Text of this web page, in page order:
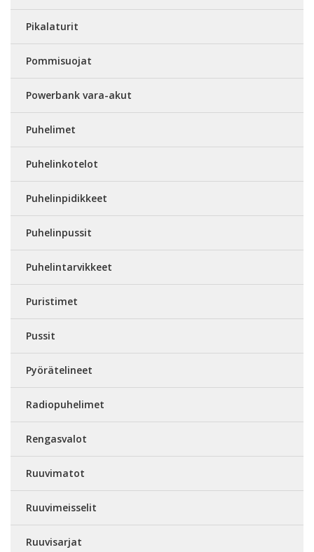
Pikalaturit
Pommisuojat
Powerbank vara-akut
Puhelimet
Puhelinkotelot
Puhelinpidikkeet
Puhelinpussit
Puhelintarvikkeet
Puristimet
Pussit
Pyörätelineet
Radiopuhelimet
Rengasvalot
Ruuvimatot
Ruuvimeisselit
Ruuvisarjat